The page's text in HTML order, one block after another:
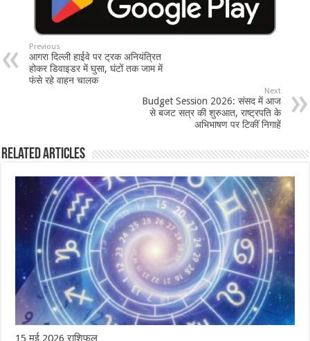
Previous
आगरा दिल्ली हाईवे पर ट्रक अनियंत्रित
होकर डिवाइडर में घुसा, घंटों तक जाम में
फंसे रहे वाहन चालक
Next
Budget Session 2026: संसद में आज
से बजट सत्र की शुरुआत, राष्ट्रपति के
अभिभाषण पर टिकीं निगाहें
Related Articles
15 मई 2026 राशिफल